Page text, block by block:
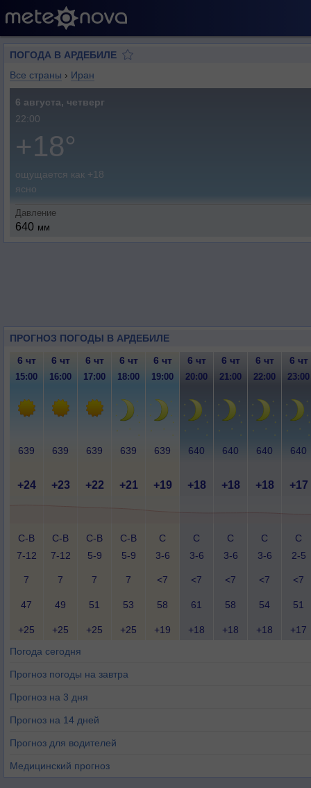
ПОГОДА В АРДЕБИЛЕ
Все страны › Иран
6 августа, четверг
22:00
+18°
ощущается как +18
ясно
Давление
640 мм
ПРОГНОЗ ПОГОДЫ В АРДЕБИЛЕ
6 чт 6 чт 6 чт 6 чт 6 чт 6 чт 6 чт 6 чт 6 чт
15:00 16:00 17:00 18:00 19:00 20:00 21:00 22:00 23:00
639 639 639 639 639 640 640 640 640
+24 +23 +22 +21 +19 +18 +18 +18 +17
С-В
7-12
С-В
7-12
С-В
5-9
С-В
5-9
С
3-6
С
3-6
С
3-6
С
3-6
С
2-5
7 7 7 7 <7 <7 <7 <7 <7
47 49 51 53 58 61 58 54 51
+25 +25 +25 +25 +19 +18 +18 +18 +17
Погода сегодня
Прогноз погоды на завтра
Прогноз на 3 дня
Прогноз на 14 дней
Прогноз для водителей
Медицинский прогноз